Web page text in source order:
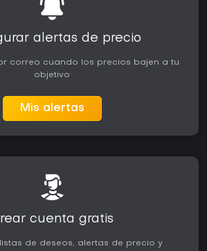
alertas de precio
correo cuando los precios bajen a tu
objetivo
Mis alertas
cuenta gratis
de deseos, alertas de precio y